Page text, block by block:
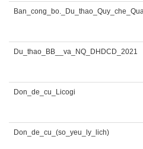
Du_thao_BB__va_NQ_DHDCD_2021
Don_de_cu_Licogi
Don_de_cu_(so_yeu_ly_lich)